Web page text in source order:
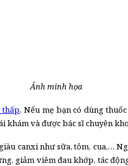
Ảnh minh họa
thấp. Nếu mẹ bạn có dùng
và được bác sĩ chuyên
canxi như sữa, tôm, cua,…
giảm viêm đau khớp, tác